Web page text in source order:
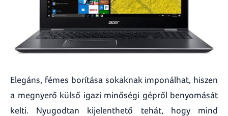
Elegáns, fémes borítása sokaknak imponálhat, hiszen
a megnyerő külső igazi minőségi gépről benyomását
kelti. Nyugodtan kijelenthető tehát, hogy mind